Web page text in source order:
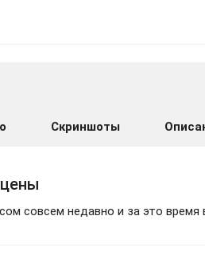
Evil 4 Remake Deluxe ВСЕ DLC
Скриншоты
совсем недавно и за это